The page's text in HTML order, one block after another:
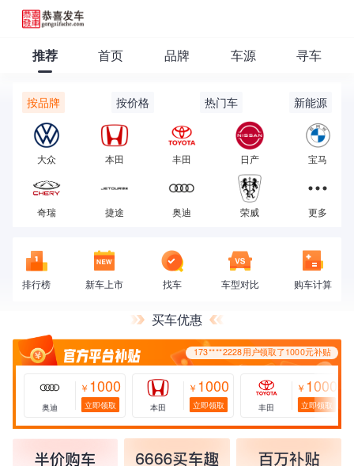
推荐 首页 品牌 车源 寻车
按品牌 按价格 热门车 新能源
大众 本田 丰田 日产 宝马
奇瑞 捷途 奥迪 荣威 更多
排行榜 新车上市 找车 车型对比 购车计算
买车优惠
173****2228用户领取了1000元补贴
173****2228用户领取了1000元补贴
奥迪
￥ 1000
立即领取 本田
￥ 1000
立即领取 丰田
￥ 1000
立即领取